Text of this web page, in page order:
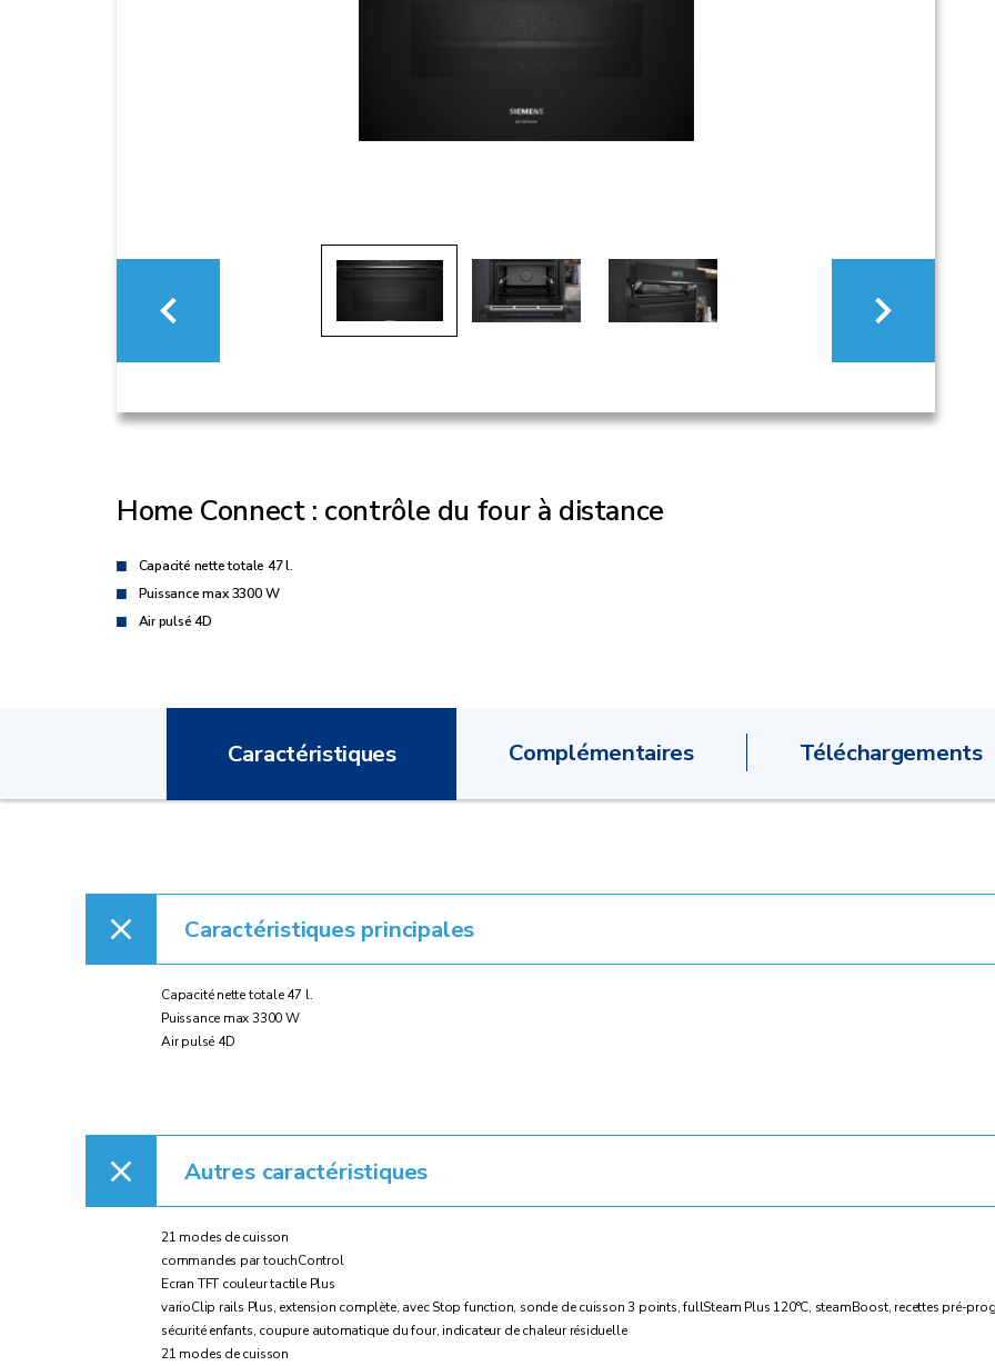
Home Connect : contrôle du four à distance
Capacité nette totale 47 l.
Puissance max 3300 W
Air pulsé 4D
Caractéristiques Complémentaires Téléchargements
Caractéristiques principales
Capacité nette totale 47 l.
Puissance max 3300 W
Air pulsé 4D
Autres caractéristiques
21 modes de cuisson
commandes par touchControl
Ecran TFT couleur tactile Plus
varioClip rails Plus, extension complète, avec Stop function, sonde de cuisson 3 points, fullSteam Plus 120°C, steamBoost, recettes pré-
sécurité enfants, coupure automatique du four, indicateur de chaleur résiduelle
21 modes de cuisson